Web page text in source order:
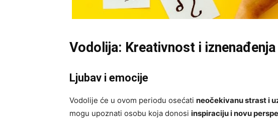
Vodolija: Kreativnost i iznenađenja
Ljubav i emocije
Vodolije će u ovom periodu osećati neočekivanu strast i
mogu upoznati osobu koja donosi inspiraciju i novu